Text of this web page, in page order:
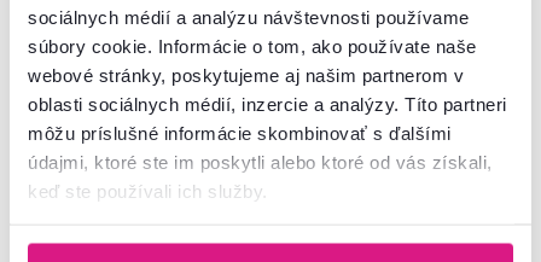
sociálnych médií a analýzu návštevnosti používame
súbory cookie. Informácie o tom, ako používate naše
webové stránky, poskytujeme aj našim partnerom v
oblasti sociálnych médií, inzercie a analýzy. Títo partneri
môžu príslušné informácie skombinovať s ďalšími
údajmi, ktoré ste im poskytli alebo ktoré od vás získali,
keď ste používali ich služby.
4,8 5
Plynový piest, čierna, dĺžka 35 cm,
5,0 5
Plynový piest, čierna, dĺžka 46,3